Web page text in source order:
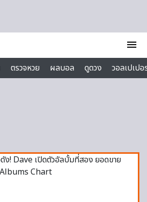
menu
ตรวจหวย ผลบอล ดูดวง
วอลเปเป